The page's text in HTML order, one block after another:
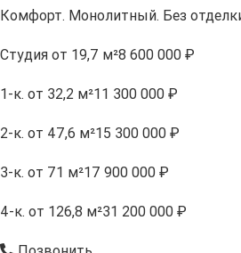
Комфорт. Монолитный. Без
Студия от 19,7 м²8 600 000 ₽
1-к. от 32,2 м²11 300 000 ₽
2-к. от 47,6 м²15 300 000 ₽
3-к. от 71 м²17 900 000 ₽
4-к. от 126,8 м²31 200 000 ₽